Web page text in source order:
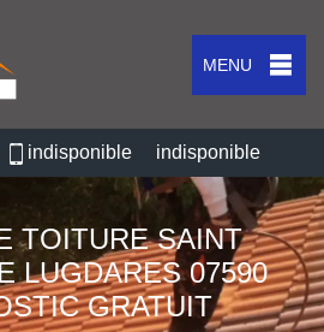
MENU
indisponible indisponible
TOITURE SAINT
LUGDARES 07590
GRATUIT